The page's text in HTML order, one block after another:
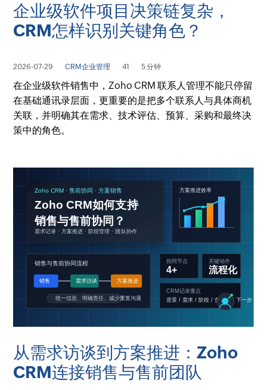
企业级软件项目决策链复杂，
CRM怎样识别关键角色？
2026-07-29 CRM企业管理 41 5 分钟
在企业级软件销售中，Zoho CRM 联系人管理不能只停留
在基础通讯录层面，更重要的是把多个联系人与具体商机
关联，并明确其在需求、技术评估、预算、采购和最终决
策中的角色。
从需求访谈到方案推进：Zoho
CRM连接销售与售前团队